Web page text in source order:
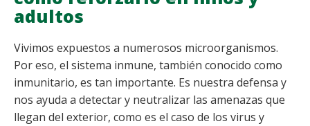
adultos
Vivimos expuestos a numerosos microorganismos.
Por eso, el sistema inmune, también conocido como
inmunitario, es tan importante. Es nuestra defensa y
nos ayuda a detectar y neutralizar las amenazas que
llegan del exterior, como es el caso de los virus y